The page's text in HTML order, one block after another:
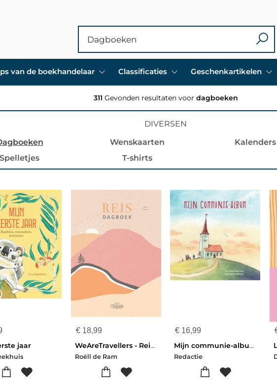
van de boekhandelaar Classificaties Geschenkartikelen
311 Gevonden resultaten voor dagboeken
DIVERSEN
Wenskaarten Kalenders
Spelletjes T-shirts
jaar
€18,99
WeAreTravellers - Reisdagboek
Roëll de Ram
€ 16,99
Mijn communie-album
Redactie